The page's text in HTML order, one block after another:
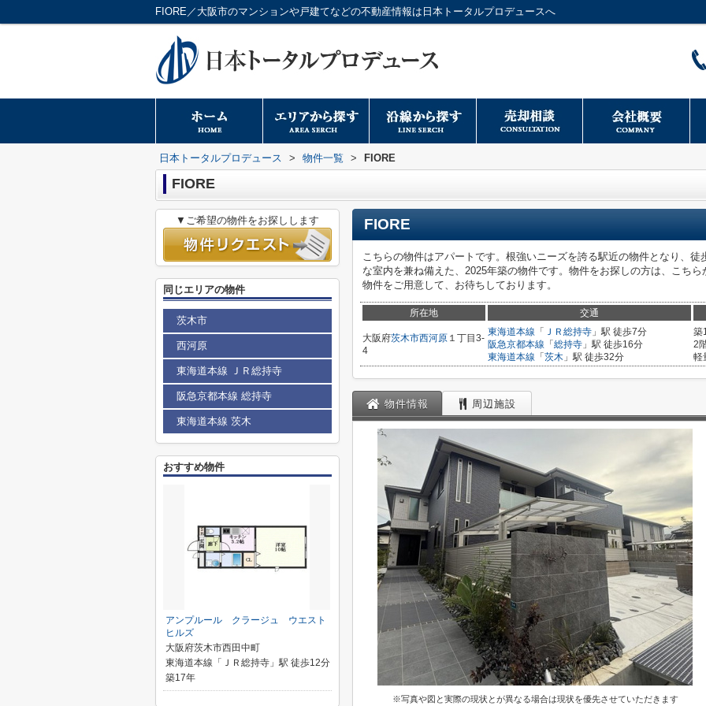
FIORE／大阪市のマンションや戸建てなどの不動産情報は日本トータルプロデュースへ
日本トータルプロデュース > 物件一覧 > FIORE
FIORE
FIORE
こちらの物件はアパートです。根強いニーズを誇る駅近の物件となり、
な室内を兼ね備えた、2025年築の物件です。物件をお探しの方は、こち
物件をご用意して、お待ちしております。
所在地 交通
大阪府茨木市西河原 １丁目3-
4
東海道本線 「 ＪＲ総持寺 」駅 徒歩7分
阪急京都本線 「 総持寺 」駅 徒歩16分
東海道本線 「 茨木 」駅 徒歩32分
築
2
軽
物件情報 周辺施設
※写真や図と実際の現状とが異なる場合は現状を優先させていただきます
▼ご希望の物件をお探しします
同じエリアの物件
茨木市
西河原
東海道本線 ＪＲ総持寺
阪急京都本線 総持寺
東海道本線 茨木
おすすめ物件
アンプルール クラージュ ウエスト
ヒルズ
大阪府茨木市西田中町
東海道本線「ＪＲ総持寺」駅 徒歩12分
築17年